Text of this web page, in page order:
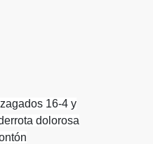
16-4 y
dolorosa